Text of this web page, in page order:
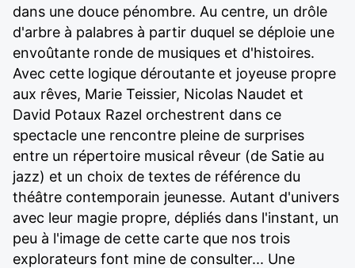
dans une douce pénombre. Au centre, un drôle
d'arbre à palabres à partir duquel se déploie une
envoûtante ronde de musiques et d'histoires.
Avec cette logique déroutante et joyeuse propre
aux rêves, Marie Teissier, Nicolas Naudet et
David Potaux Razel orchestrent dans ce
spectacle une rencontre pleine de surprises
entre un répertoire musical rêveur (de Satie au
jazz) et un choix de textes de référence du
théâtre contemporain jeunesse. Autant d'univers
avec leur magie propre, dépliés dans l'instant, un
peu à l'image de cette carte que nos trois
explorateurs font mine de consulter... Une